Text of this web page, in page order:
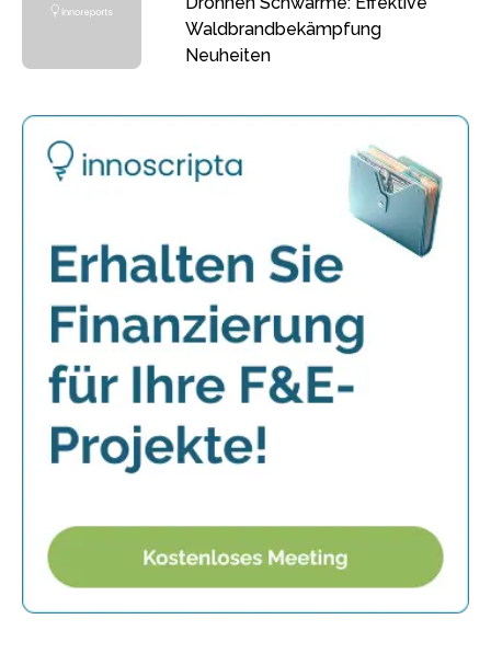
Waldbrandbekämpfung
Neuheiten